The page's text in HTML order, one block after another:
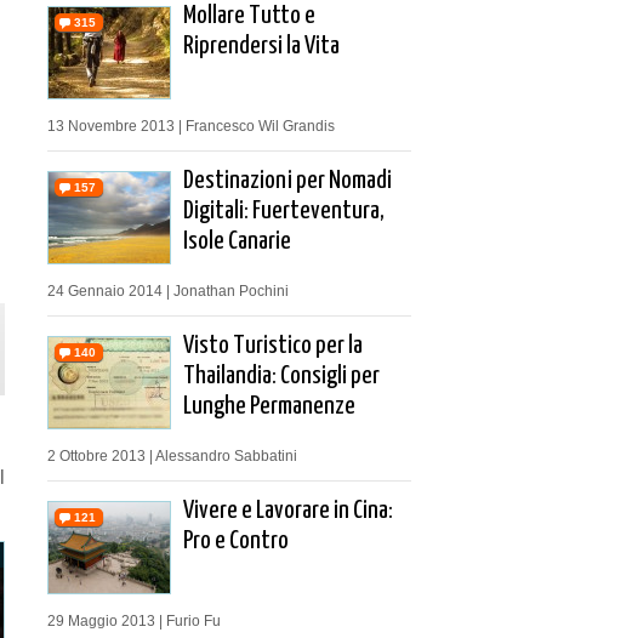
315
Mollare Tutto e
Riprendersi la Vita
13 Novembre 2013 | Francesco Wil Grandis
157
Destinazioni per Nomadi
Digitali: Fuerteventura,
Isole Canarie
24 Gennaio 2014 | Jonathan Pochini
140
Visto Turistico per la
Thailandia: Consigli per
Lunghe Permanenze
2 Ottobre 2013 | Alessandro Sabbatini
121
Vivere e Lavorare in Cina:
Pro e Contro
29 Maggio 2013 | Furio Fu